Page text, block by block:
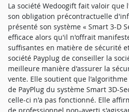
La société Wedoogift fait valoir que
son obligation précontractuelle
présenté son système « Smart 3-D
efficace alors qu'il n'offrait
suffisantes en matière de sécurité
société Payplug de conseiller la
meilleure manière d'assurer la
vente. Elle soutient que
de PayPlug du système Smart 3D-
celle-ci n'a pas fonctionné. Elle